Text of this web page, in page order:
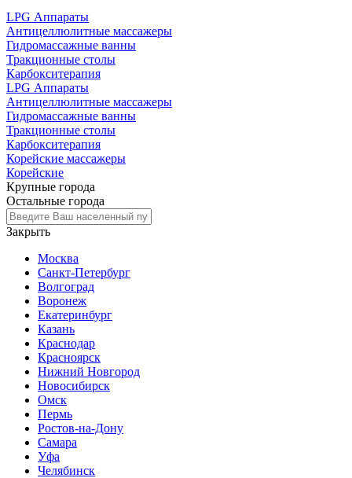
LPG Аппараты
Антицеллюлитные массажеры
Гидромассажные ванны
Тракционные столы
Карбокситерапия
LPG Аппараты
Антицеллюлитные массажеры
Гидромассажные ванны
Тракционные столы
Карбокситерапия
Корейские массажеры
Корейские
Крупные города
Остальные города
Закрыть
Москва
Санкт-Петербург
Волгоград
Воронеж
Екатеринбург
Казань
Краснодар
Красноярск
Нижний Новгород
Новосибирск
Омск
Пермь
Ростов-на-Дону
Самара
Уфа
Челябинск